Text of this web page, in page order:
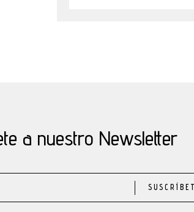
a nuestro Newsletter